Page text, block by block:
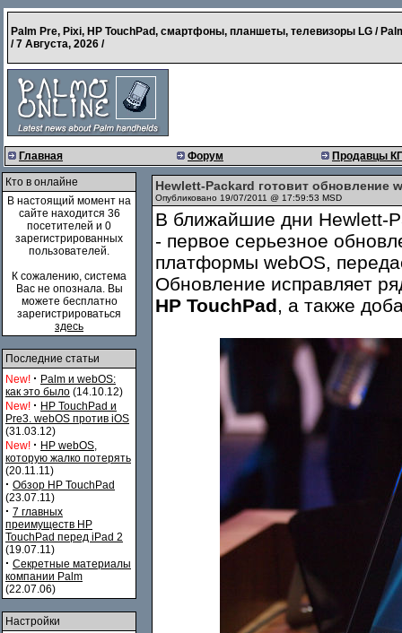
Palm Pre, Pixi, HP TouchPad, смартфоны, планшеты, телевизоры LG /
/7 Августа, 2026 /
Главная Форум Продавцы
Кто в онлайне
В настоящий момент на
сайте находится 36
посетителей и 0
зарегистрированных
пользователей.
К сожалению, система
Вас не опознала. Вы
можете бесплатно
зарегистрироваться
здесь
Последние статьи
New! · Palm и webOS:
как это было (14.10.12)
New! · HP TouchPad и
Pre3. webOS против iOS
(31.03.12)
New! · HP webOS,
которую жалко потерять
(20.11.11)
· Обзор HP TouchPad
(23.07.11)
· 7 главных
преимуществ HP
TouchPad перед iPad 2
(19.07.11)
· Секретные материалы
компании Palm
(22.07.06)
Настройки
Hewlett-Packard готовит обновление
Опубликовано 19/07/2011 @ 17:59:53 MSD
В ближайшие дни Hewlett-
- первое серьезное
платформы webOS,
Обновление исправляет
HP TouchPad, а также